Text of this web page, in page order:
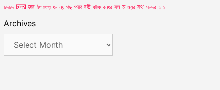
চদচদ চদর জর ঠপ ঢকয় ধন নয় পছ পরব বউ বউক বনধর বল ম ময়র সথ সনদর ১ ২
Archives